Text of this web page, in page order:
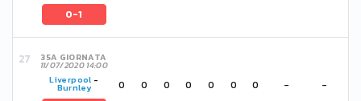
0-1
35A GIORNATA
11/07/2020 14:00
Liverpool -
Burnley 0 0 0 0 0 0 0 - -